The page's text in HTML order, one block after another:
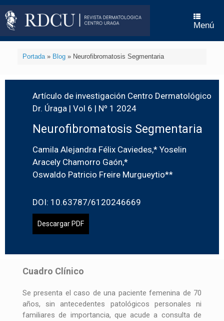
Menú
Portada» Blog» Neurofibromatosis Segmentaria
Artículo de investigación Centro Dermatológico
Dr. Úraga | Vol 6 | Nº 1 2024
Neurofibromatosis Segmentaria
Camila Alejandra Félix Caviedes,* Yoselin
Aracely Chamorro Gaón,*
Oswaldo Patricio Freire Murgueytio**
DOI: 10.63787/6120246669
Descargar PDF
Cuadro Clínico
Se presenta el caso de una paciente femenina de 70
años, sin antecedentes patológicos personales ni
familiares de importancia, que acude a consulta de